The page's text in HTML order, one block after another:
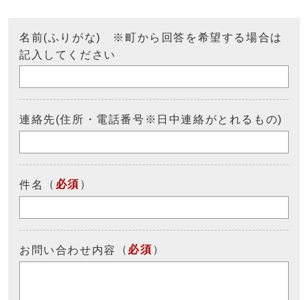
名前(ふりがな) ※町から回答を希望する場合は
記入してください
連絡先(住所・電話番号※日中連絡がとれるもの)
件名 （ 必須 ）
お問い合わせ内容 （ 必須 ）